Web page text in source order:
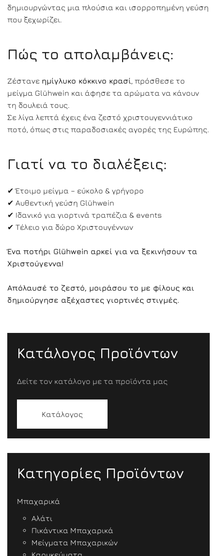
δημιουργώντας μια πλούσια και ισορροπημένη γεύση
που ξεχωρίζει.
Πώς το απολαμβάνεις:
Ζέστανε ημίγλυκο κόκκινο κρασί, πρόσθεσε το
μείγμα Glühwein και άφησε τα αρώματα να κάνουν
τη δουλειά τους.
Σε λίγα λεπτά έχεις ένα ζεστό χριστουγεννιάτικο
ποτό, όπως στις παραδοσιακές αγορές της Ευρώπης.
Γιατί να το διαλέξεις:
✔ Έτοιμο μείγμα – εύκολο & γρήγορο
✔ Αυθεντική γεύση Glühwein
✔ Ιδανικό για γιορτινά τραπέζια & events
✔ Τέλειο για δώρο Χριστουγέννων
Ένα ποτήρι Glühwein αρκεί για να ξεκινήσουν τα
Χριστούγεννα!
Απόλαυσέ το ζεστό, μοιράσου το με φίλους και
δημιούργησε αξέχαστες γιορτινές στιγμές.
Κατάλογος Προϊόντων
Δείτε τον κατάλογο με τα προϊόντα μας
Κατάλογος
Κατηγορίες Προϊόντων
Μπαχαρικά
Αλάτι
Πικάντικα Μπαχαρικά
Μείγματα Μπαχαρικών